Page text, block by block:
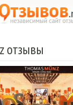
отзывы